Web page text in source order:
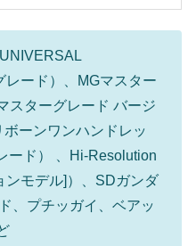
ード）、MGマスター
スターグレード バージ
ーンワンハンドレッ
ード） 、Hi-Resolution
ンモデル]）、SDガンダ
、プチッガイ、ベアッ